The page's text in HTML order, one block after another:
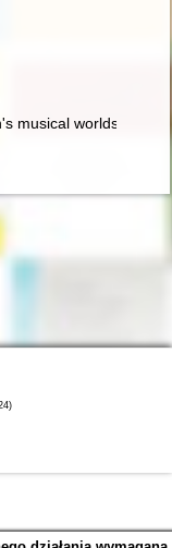
Fryderyka
musical worlds the
Fryderyka